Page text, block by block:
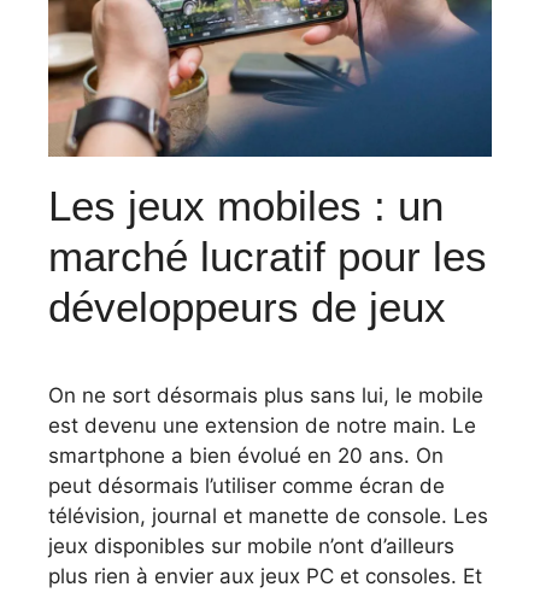
Les jeux mobiles : un
marché lucratif pour les
développeurs de jeux
On ne sort désormais plus sans lui, le mobile
est devenu une extension de notre main. Le
smartphone a bien évolué en 20 ans. On
peut désormais l’utiliser comme écran de
télévision, journal et manette de console. Les
jeux disponibles sur mobile n’ont d’ailleurs
plus rien à envier aux jeux PC et consoles. Et